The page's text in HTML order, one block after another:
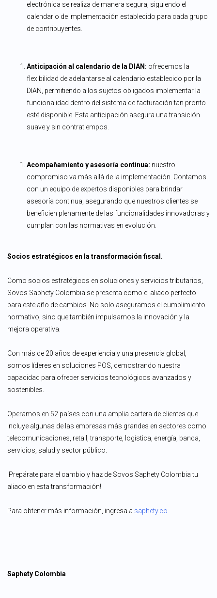
electrónica se realiza de manera segura, siguiendo el
calendario de implementación establecido para cada grupo
de contribuyentes.
Anticipación al calendario de la DIAN: ofrecemos la
flexibilidad de adelantarse al calendario establecido por la
DIAN, permitiendo a los sujetos obligados implementar la
funcionalidad dentro del sistema de facturación tan pronto
esté disponible. Esta anticipación asegura una transición
suave y sin contratiempos.
Acompañamiento y asesoría continua: nuestro
compromiso va más allá de la implementación. Contamos
con un equipo de expertos disponibles para brindar
asesoría continua, asegurando que nuestros clientes se
beneficien plenamente de las funcionalidades innovadoras y
cumplan con las normativas en evolución.
Socios estratégicos en la transformación fiscal.
Como socios estratégicos en soluciones y servicios tributarios,
Sovos Saphety Colombia se presenta como el aliado perfecto
para este año de cambios. No solo aseguramos el cumplimiento
normativo, sino que también impulsamos la innovación y la
mejora operativa.
Con más de 20 años de experiencia y una presencia global,
somos líderes en soluciones POS, demostrando nuestra
capacidad para ofrecer servicios tecnológicos avanzados y
sostenibles.
Operamos en 52 países con una amplia cartera de clientes que
incluye algunas de las empresas más grandes en sectores como
telecomunicaciones, retail, transporte, logística, energía, banca,
servicios, salud y sector público.
¡Prepárate para el cambio y haz de Sovos Saphety Colombia tu
aliado en esta transformación!
Para obtener más información, ingresa a saphety.co
Saphety Colombia